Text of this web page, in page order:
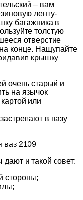
– вам
ленту-
багажника в
толстую
отверстие
конце. Нащупайте
крышку
очень старый и
на язычок
или
в пазу
ваз 2109
и такой совет:
стороны;